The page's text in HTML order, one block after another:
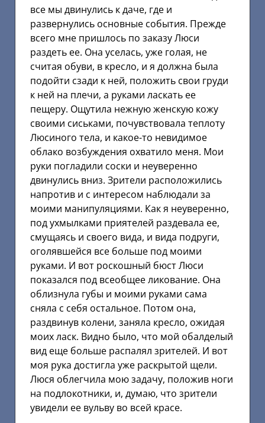
все мы двинулись к даче, где и
развернулись основные события. Прежде
всего мне пришлось по заказу Люси
раздеть ее. Она уселась, уже голая, не
считая обуви, в кресло, и я должна была
подойти сзади к ней, положить свои груди
к ней на плечи, а руками ласкать ее
пещеру. Ощутила нежную женскую кожу
своими сиськами, почувствовала теплоту
Люсиного тела, и какое-то невидимое
облако возбуждения охватило меня. Мои
руки погладили соски и неуверенно
двинулись вниз. Зрители расположились
напротив и с интересом наблюдали за
моими манипуляциями. Как я неуверенно,
под ухмылками приятелей раздевала ее,
смущаясь и своего вида, и вида подруги,
оголявшейся все больше под моими
руками. И вот роскошный бюст Люси
показался под всеобщее ликование. Она
облизнула губы и моими руками сама
сняла с себя остальное. Потом она,
раздвинув колени, заняла кресло, ожидая
моих ласк. Видно было, что мой обалделый
вид еще больше распалял зрителей. И вот
моя рука достигла уже раскрытой щели.
Люся облегчила мою задачу, положив ноги
на подлокотники, и, думаю, что зрители
увидели ее вульву во всей красе.